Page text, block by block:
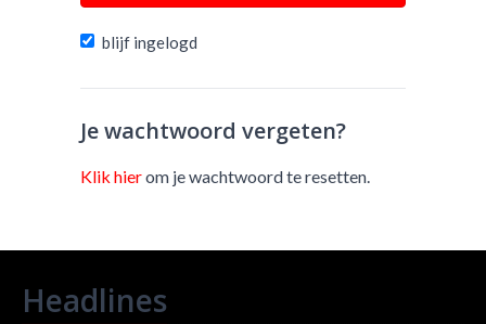
blijf ingelogd
Je wachtwoord vergeten?
Klik hierom je wachtwoord te resetten.
Headlines